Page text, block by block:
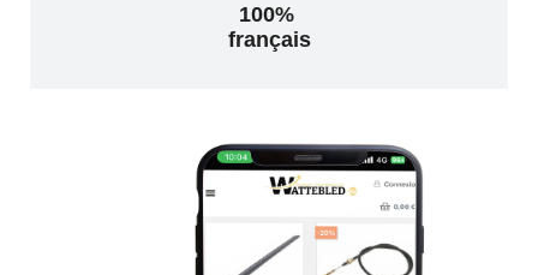
100%
français